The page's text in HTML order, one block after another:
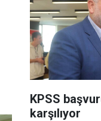
KPSS
karşılıyor